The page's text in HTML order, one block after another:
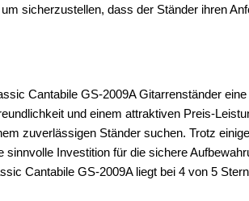
sicherzustellen, dass der Ständer ihren
Cantabile GS-2009A Gitarrenständer
und einem attraktiven Preis-
zuverlässigen Ständer suchen. Trotz
sinnvolle Investition für die sichere
Cantabile GS-2009A liegt bei 4 von 5